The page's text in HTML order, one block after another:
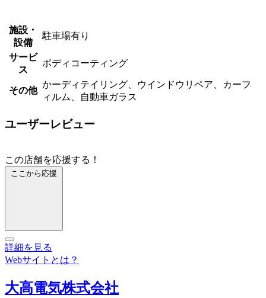
施設・
設備
駐車場有り
サービ
ス
ボディコーティング
その他
かーディテイリング、ウインドウリペア、カーフ
ィルム、自動車ガラス
ユーザーレビュー
この店舗を応援する！
ここから応援
詳細を見る
Webサイトとは？
大高電気株式会社